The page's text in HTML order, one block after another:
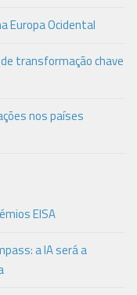
Europa Ocidental
transformação chave
nos países
EISA
a IA será a